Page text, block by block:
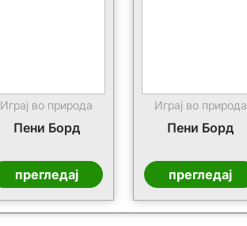
Играј во природа
Пени Борд
прегледај
Играј во природа
Пени Борд
прегледај